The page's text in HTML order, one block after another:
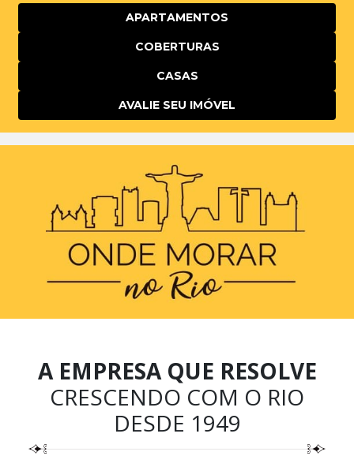
APARTAMENTOS
COBERTURAS
CASAS
AVALIE SEU IMÓVEL
A EMPRESA QUE RESOLVE
CRESCENDO COM O RIO
DESDE 1949